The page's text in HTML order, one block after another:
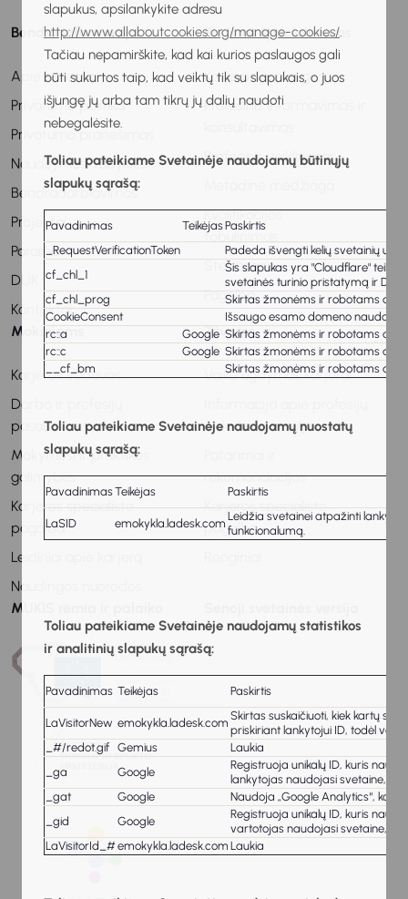
slapukus, apsilankykite adresu
http://www.allaboutcookies.org/manage-cookies/.
Tačiau nepamirškite, kad kai kurios paslaugos gali
būti sukurtos taip, kad veiktų tik su slapukais, o juos
išjungę jų arba tam tikrų jų dalių naudoti
nebegalėsite.
Toliau pateikiame Svetainėje naudojamų būtinųjų
slapukų sąrašą:
Pavadinimas TeikėjasPaskirtis
_RequestVerificationToken
Padeda išvengti kelių svetainių
cf_chl_1
Šis slapukas yra "Cloudflare"
svetainės turinio pristatymą ir
cf_chl_prog
Skirtas žmonėms ir robotams
CookieConsent
Išsaugo esamo domeno
rc::a
Google Skirtas žmonėms ir robotams
rc::c
Google Skirtas žmonėms ir robotams
__cf_bm
Skirtas žmonėms ir robotams
Toliau pateikiame Svetainėje naudojamų nuostatų
slapukų sąrašą:
PavadinimasTeikėjas Paskirtis
LaSID emokykla.ladesk.com
Leidžia svetainei atpažinti
funkcionalumą.
Toliau pateikiame Svetainėje naudojamų statistikos
ir analitinių slapukų sąrašą:
Pavadinimas Teikėjas Paskirtis
LaVisitorNew emokykla.ladesk.com
Skirtas suskaičiuoti, kiek kartų
priskiriant lankytojui ID, todėl
_#/redot.gif Gemius
Laukia
_ga
Google
Registruoja unikalų ID, kuris
lankytojas naudojasi svetaine,
_gat
Google
Naudoja „Google Analytics“, kad
_gid
Google
Registruoja unikalų ID, kuris
vartotojas naudojasi svetaine,
LaVisitorId_#emokykla.ladesk.com Laukia
Bendra informacija
Apie sistemą
Privatumo politika
Privatumo pranešimas
Naudojimosi taisyklės
Bendradarbiavimas
Projektai
Parama
DUK
Kontaktai
Karjeros specialistams
Karjeros paslaugos
Profesinis informavimas ir
Profesinis veiklinimas
Kvalifikacijos
tobulinimas
Stebėsena
Pagalba
Mokiniams
Karjeros vadovas
Darbo ir profesijų
pasaulis
Mokymosi ir praktikos
galimybės
Karjeros specialisto
pagalba
Leidiniai apie karjerą
Naudingos nuorodos
Tėvams
Vaiko ugdymas karjerai
ir darbo pasaulį
rekomendacijos
Karjeros specialisto
pagalba
MUKIS remia ir palaiko